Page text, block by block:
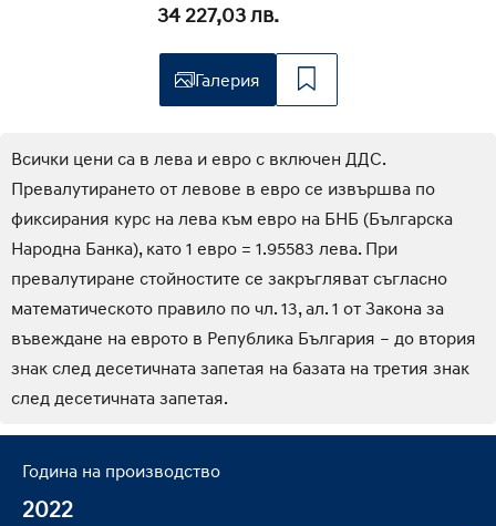
34 227,03 лв.
Галерия
Всички цени са в лева и евро с включен ДДС.
Превалутирането от левове в евро се извършва по
фиксирания курс на лева към евро на БНБ (Българска
Народна Банка), като 1 евро = 1.95583 лева. При
превалутиране стойностите се закръгляват съгласно
математическото правило по чл. 13, ал. 1 от Закона за
въвеждане на еврото в Република България – до втория
знак след десетичната запетая на базата на третия знак
след десетичната запетая.
Година на производство
2022